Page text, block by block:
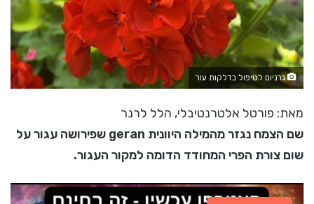
גרניום לטיפול בדלקות עור
מאת: פורטל אלטרנטיבלי, הלל לרנר
שם הצמח נגזר מהמילה היוונית geran שפירושה עגור על
שום צורת הפרי המחודד הדומה למקור העגור.